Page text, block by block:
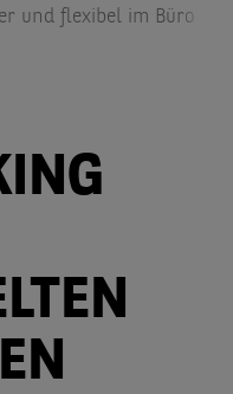
und flexibel im Büro